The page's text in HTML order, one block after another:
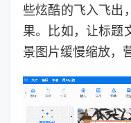
些炫酷的飞入飞出
果。比如，让标题
景图片缓慢缩放，